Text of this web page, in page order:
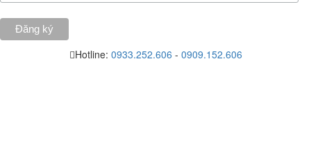
Hotline: 0933.252.606 - 0909.152.606